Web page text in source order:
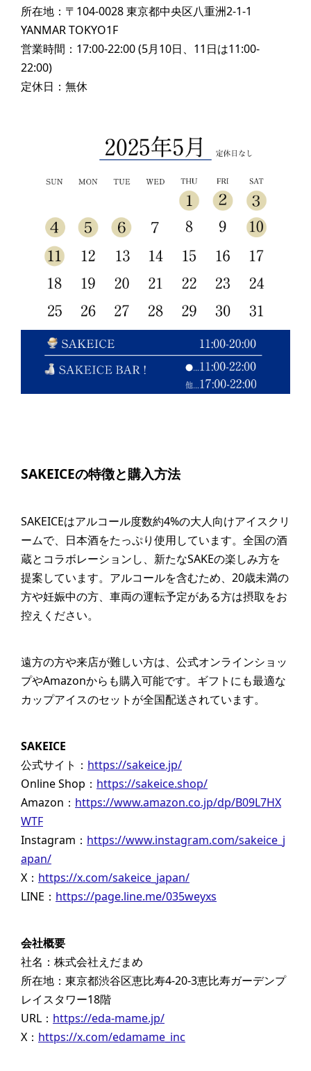
所在地：〒104-0028 東京都中央区八重洲2-1-1
YANMAR TOKYO1F
営業時間：17:00-22:00 (5月10日、11日は11:00-
22:00)
定休日：無休
SAKEICEの特徴と購入方法
SAKEICEはアルコール度数約4%の大人向けアイスクリ
ームで、日本酒をたっぷり使用しています。全国の酒
蔵とコラボレーションし、新たなSAKEの楽しみ方を
提案しています。アルコールを含むため、20歳未満の
方や妊娠中の方、車両の運転予定がある方は摂取をお
控えください。
遠方の方や来店が難しい方は、公式オンラインショッ
プやAmazonからも購入可能です。ギフトにも最適な
カップアイスのセットが全国配送されています。
SAKEICE
公式サイト： https://sakeice.jp/
Online Shop： https://sakeice.shop/
Amazon： https://www.amazon.co.jp/dp/B09L7HX
WTF
Instagram： https://www.instagram.com/sakeice_j
apan/
X： https://x.com/sakeice_japan/
LINE： https://page.line.me/035weyxs
会社概要
社名：株式会社えだまめ
所在地：東京都渋谷区恵比寿4-20-3恵比寿ガーデンプ
レイスタワー18階
URL： https://eda-mame.jp/
X： https://x.com/edamame_inc